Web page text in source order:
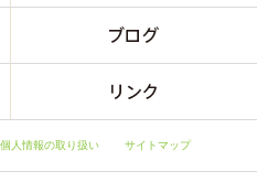
個人情報の取り扱い サイトマップ